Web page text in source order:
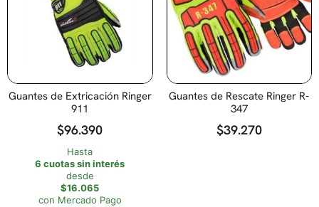
Guantes de Extricación Ringer
911
$96.390
Hasta
6 cuotas sin interés
desde
$16.065
con Mercado Pago
Guantes de Rescate Ringer R-
347
$39.270